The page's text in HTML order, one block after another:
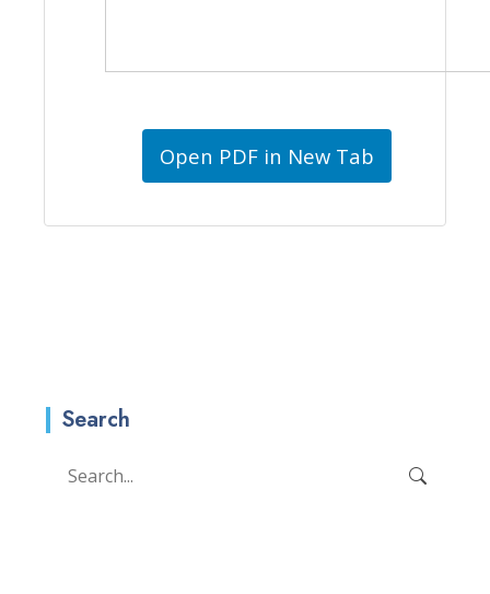
Open PDF in New Tab
Search